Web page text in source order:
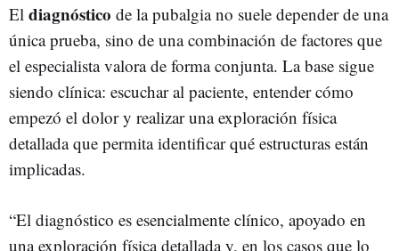
El diagnóstico de la pubalgia no suele depender de una
única prueba, sino de una combinación de factores que
el especialista valora de forma conjunta. La base sigue
siendo clínica: escuchar al paciente, entender cómo
empezó el dolor y realizar una exploración física
detallada que permita identificar qué estructuras están
implicadas.
“El diagnóstico es esencialmente clínico, apoyado en
una exploración física detallada y, en los casos que lo